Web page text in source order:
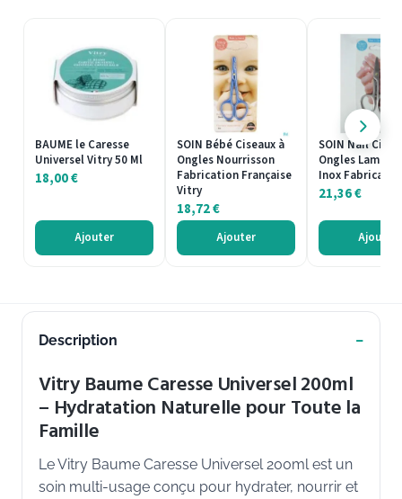
BAUME le Caresse
Universel Vitry 50 Ml
18,00€
Ajouter
SOIN Bébé Ciseaux à
Ongles Nourrisson
Fabrication Française
Vitry
18,72€
Ajouter
SOIN Nail
Ongles Lames
Inox
21,36€
Ajouter
Description
Vitry Baume Caresse Universel 200ml
– Hydratation Naturelle pour Toute la
Famille
Le Vitry Baume Caresse Universel 200ml est un
soin multi-usage conçu pour hydrater, nourrir et